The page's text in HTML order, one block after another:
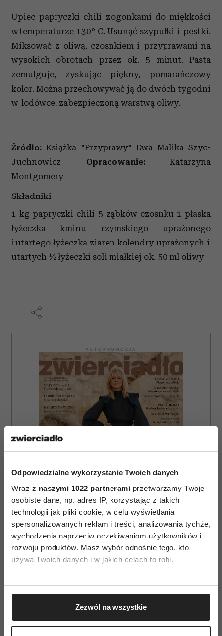
Odpowiedzialne wykorzystanie Twoich danych
Wraz z naszymi 1022 partnerami przetwarzamy Twoje
osobiste dane, np. adres IP, korzystając z takich
technologii jak pliki cookie, w celu wyświetlania
spersonalizowanych reklam i treści, analizowania tychże,
wychodzenia naprzeciw oczekiwaniom użytkowników i
rozwoju produktów. Masz wybór odnośnie tego, kto
używa Twoich danych i w jakich celach to robi.
Jeśli wyrazisz na to zgodę, chcielibyśmy również:
Gromadzić dane dotyczące Twojej lokalizacji
geograficznej z dokładnością nawet do kilku metrów
Identyfikować Twoje urządzenie, aktywnie
Zezwól na wszystkie
Upiec papryczki chili z ogonkami do miękkości
w temperaturze 130° C. Usunąć szypułki i pestki.
Miksować z oliwą, czosnkiem i przyprawami na
wysokich obrotach przez ok. 5 minut. Pasta
zemulguje, zyskując piękny, pomarańczowy
kolor. Można przechowywać ją do dwóch tygodni
w lodówce, zabezpieczoną warstwą oliwy.
Żródło: Książka "Przyprawy" Ewa Malika Szyc-
Juchnowicz Opracowanie:Katarzyna
Montgomery
Składniki
1 kg papryczki chili 5 ząbków czosnku 1 płaska
łyżeczka kminu rzymskiego uprażonego
i utartego łyżeczka ziaren kolendry uprażonych i
utartych ½ łyżeczki soli miałkiej ok. 50 ml oliwy
AUTOPROMOCJA
ZAMÓW
WYDANIE DRUKOWANE